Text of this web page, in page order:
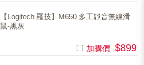
【Logitech 羅技】M650 多工靜音無線滑
鼠-黑灰
加購價 $899